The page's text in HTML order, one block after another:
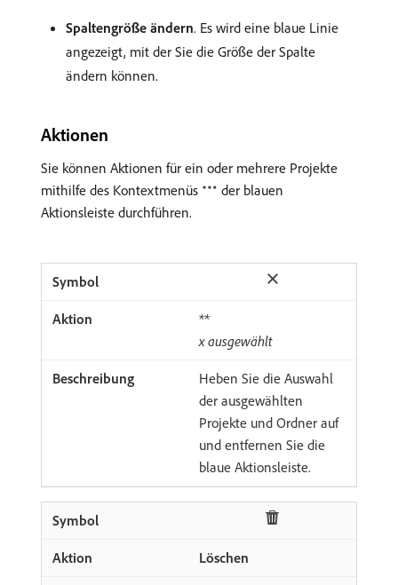
Spaltengröße ändern. Es wird eine blaue Linie
angezeigt, mit der Sie die Größe der Spalte
ändern können.
Aktionen
Sie können Aktionen für ein oder mehrere Projekte
mithilfe des Kontextmenüs
der blauen
Aktionsleiste durchführen.
**
xausgewählt
Heben Sie die Auswahl
der ausgewählten
Projekte und Ordner auf
und entfernen Sie die
blaue Aktionsleiste.
Löschen